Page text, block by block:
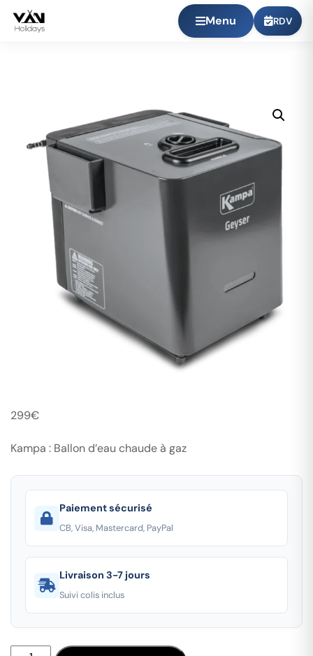
Menu RDV
299€
Kampa : Ballon d’eau chaude à gaz
Paiement sécurisé
CB, Visa, Mastercard, PayPal
Livraison 3-7 jours
Suivi colis inclus